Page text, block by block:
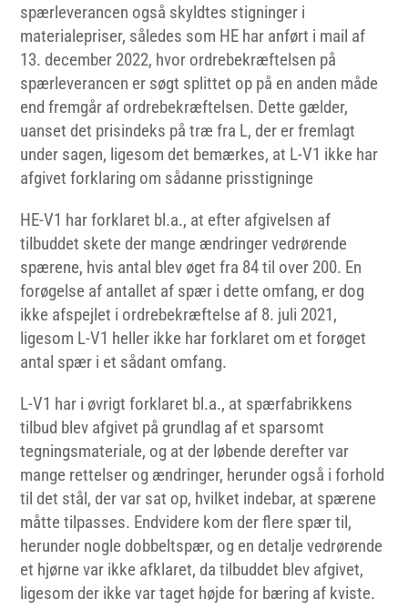
spærleverancen også skyldtes stigninger i
materialepriser, således som HE har anført i mail af
13. december 2022, hvor ordrebekræftelsen på
spærleverancen er søgt splittet op på en anden måde
end fremgår af ordrebekræftelsen. Dette gælder,
uanset det prisindeks på træ fra L, der er fremlagt
under sagen, ligesom det bemærkes, at L-V1 ikke har
afgivet forklaring om sådanne prisstigninge
HE-V1 har forklaret bl.a., at efter afgivelsen af
tilbuddet skete der mange ændringer vedrørende
spærene, hvis antal blev øget fra 84 til over 200. En
forøgelse af antallet af spær i dette omfang, er dog
ikke afspejlet i ordrebekræftelse af 8. juli 2021,
ligesom L-V1 heller ikke har forklaret om et forøget
antal spær i et sådant omfang.
L-V1 har i øvrigt forklaret bl.a., at spærfabrikkens
tilbud blev afgivet på grundlag af et sparsomt
tegningsmateriale, og at der løbende derefter var
mange rettelser og ændringer, herunder også i forhold
til det stål, der var sat op, hvilket indebar, at spærene
måtte tilpasses. Endvidere kom der flere spær til,
herunder nogle dobbeltspær, og en detalje vedrørende
et hjørne var ikke afklaret, da tilbuddet blev afgivet,
ligesom der ikke var taget højde for bæring af kviste.